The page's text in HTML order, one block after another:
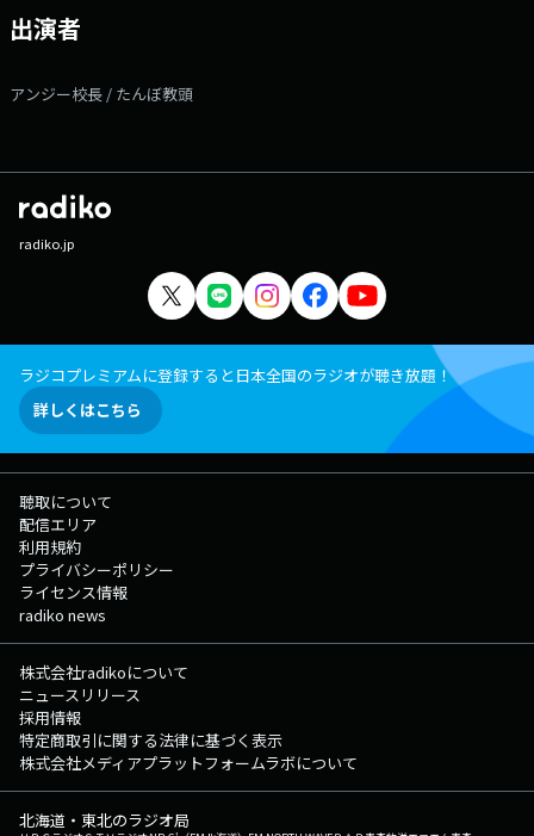
スト」を紹介していきます！ ◇学校運営戦略会議掲示板 番組Web
サイト：https://www.tfm.co.jp/lock/ メッセージフォーム：
は「#スクールオブロック」 Xアカウントは「@sol_info」
出演者
アンジー校長 / たんぼ教頭
radiko.jp
ラジコプレミアムに登録すると日本全国のラジオが聴き放題！
詳しくはこちら
聴取について
配信エリア
利用規約
プライバシーポリシー
ライセンス情報
radiko news
株式会社radikoについて
ニュースリリース
採用情報
特定商取引に関する法律に基づく表示
株式会社メディアプラットフォームラボについて
北海道・東北のラジオ局